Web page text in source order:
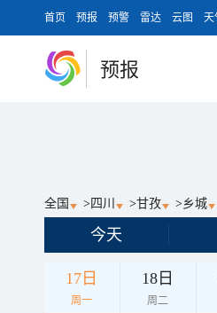
首页 预报 预警 雷达 云图 天
预报
全国 > 四川 >甘孜 > 乡城
今天
17日
周一
18日
周二